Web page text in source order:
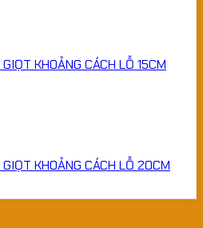
KHOẢNG CÁCH LỖ 15CM
GIỌT KHOẢNG CÁCH LỖ 20CM